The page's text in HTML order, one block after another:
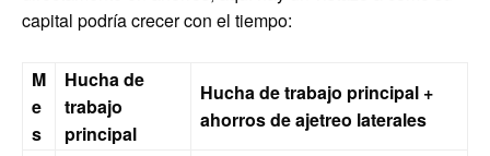
capital podría crecer con el tiempo:
M
e
s
Hucha de
trabajo
principal
Hucha de trabajo principal +
ahorros de ajetreo laterales